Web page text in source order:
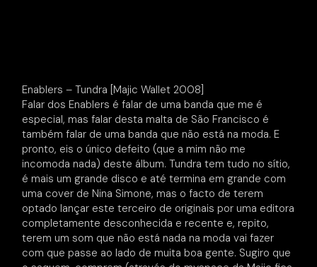
Enablers – Tundra [Majic Wallet 2008]
Falar dos Enablers é falar de uma banda que me é
especial, mas falar desta malta de São Francisco é
também falar de uma banda que não está na moda. E
pronto, eis o único defeito (que a mim não me
incomoda nada) deste álbum. Tundra tem tudo no sítio,
é mais um grande disco e até termina em grande com
uma cover de Nina Simone, mas o facto de terem
optado lançar este terceiro de originais por uma editora
completamente desconhecida e recente e, repito,
terem um som que não está nada na moda vai fazer
com que passe ao lado de muita boa gente. Sugiro que